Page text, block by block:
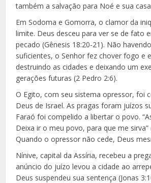
também a salvação para Noé e sua
Em Sodoma e Gomorra, o clamor da
limite. Deus desceu para ver se de fato
pecado (Gênesis 18:20-21). Não
suficientes, o Senhor fez chover fogo e
destruindo as cidades e deixando um
gerações futuras (2 Pedro 2:6).
O Egito, com seu sistema opressor, foi
Deus de Israel. As pragas foram juízos
Faraó foi compelido a libertar o povo.
Deixa ir o meu povo, para que me sirva”
Quando o opressor não cede, Deus
Nínive, capital da Assíria, recebeu a
anúncio do juízo levou a cidade ao
Deus suspendeu sua sentença (Jonas